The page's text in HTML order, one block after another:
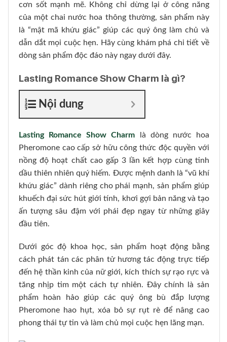
cơn sốt mạnh mẽ. Không chỉ dừng lại ở công năng
của một chai nước hoa thông thường, sản phẩm này
là “mật mã khứu giác” giúp các quý ông làm chủ và
dẫn dắt mọi cuộc hẹn. Hãy cùng khám phá chi tiết về
dòng sản phẩm độc đáo này ngay dưới đây.
Lasting Romance Show Charm là gì?
Nội dung
Lasting Romance Show Charm là dòng nước hoa
Pheromone cao cấp sở hữu công thức độc quyền với
nồng độ hoạt chất cao gấp 3 lần kết hợp cùng tinh
dầu thiên nhiên quý hiếm. Được mệnh danh là “vũ khí
khứu giác” dành riêng cho phái mạnh, sản phẩm giúp
khuếch đại sức hút giới tính, khơi gợi bản năng và tạo
ấn tượng sâu đậm với phái đẹp ngay từ những giây
đầu tiên.
Dưới góc độ khoa học, sản phẩm hoạt động bằng
cách phát tán các phân tử hương tác động trực tiếp
đến hệ thần kinh của nữ giới, kích thích sự rạo rực và
tăng nhịp tim một cách tự nhiên. Đây chính là sản
phẩm hoàn hảo giúp các quý ông bù đắp lượng
Pheromone hao hụt, xóa bỏ sự rụt rè để nâng cao
phong thái tự tin và làm chủ mọi cuộc hẹn lãng mạn.